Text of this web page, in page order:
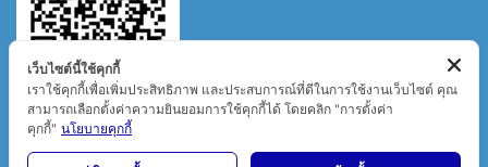
เว็บไซต์นี้ใช้คุกกี้
เราใช้คุกกี้เพื่อเพิ่มประสิทธิภาพ และประสบการณ์ที่ดีในการใช้งานเว็บไซต์ คุณ
สามารถเลือกตั้งค่าความยินยอมการใช้คุกกี้ได้ โดยคลิก "การตั้งค่า
คุกกี้" นโยบายคุกกี้